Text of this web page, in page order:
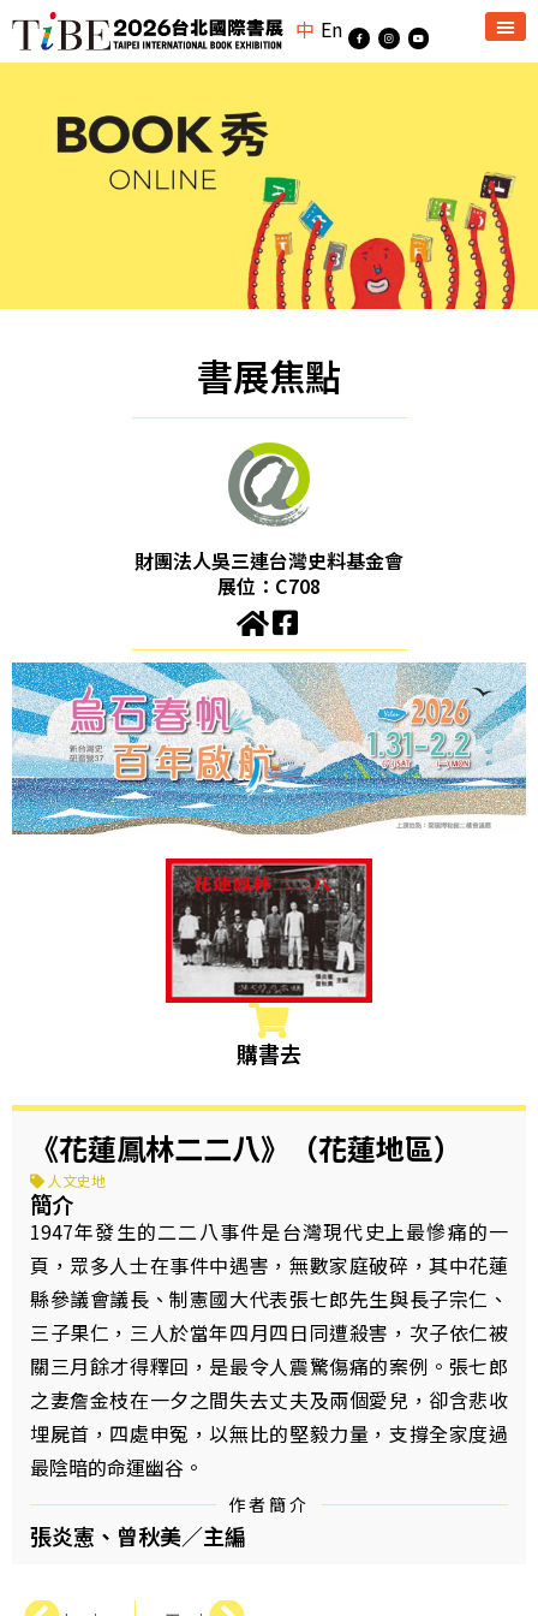
中 En
書展焦點
財團法人吳三連台灣史料基金會
展位：C708
購書去
《花蓮鳳林二二八》（花蓮地區）
人文史地
簡介
1947年發生的二二八事件是台灣現代史上最慘痛的一
頁，眾多人士在事件中遇害，無數家庭破碎，其中花蓮
縣參議會議長、制憲國大代表張七郎先生與長子宗仁、
三子果仁，三人於當年四月四日同遭殺害，次子依仁被
關三月餘才得釋回，是最令人震驚傷痛的案例。張七郎
之妻詹金枝在一夕之間失去丈夫及兩個愛兒，卻含悲收
埋屍首，四處申冤，以無比的堅毅力量，支撐全家度過
最陰暗的命運幽谷。
作者簡介
張炎憲、曾秋美／主編